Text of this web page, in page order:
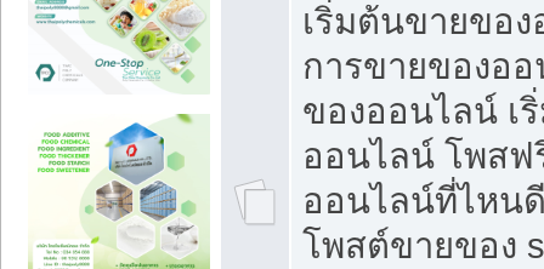
เริ่มต้นขายของ
การขายของอ
ของออนไลน์ เ
ออนไลน์ โพสฟ
ออนไลน์ที่ไหน
โพสต์ขายของ